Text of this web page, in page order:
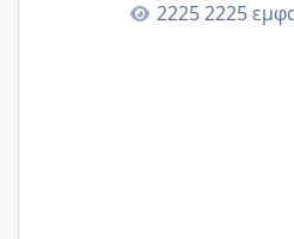
ζερβομανωλάκη
2225